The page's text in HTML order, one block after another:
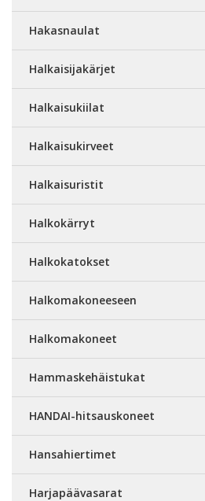
Hakasnaulat
Halkaisijakärjet
Halkaisukiilat
Halkaisukirveet
Halkaisuristit
Halkokärryt
Halkokatokset
Halkomakoneeseen
Halkomakoneet
Hammaskehäistukat
HANDAI-hitsauskoneet
Hansahiertimet
Harjapäävasarat